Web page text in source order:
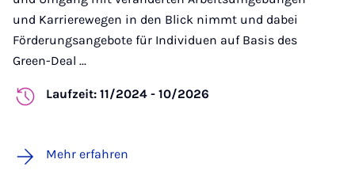
und Karrierewegen in den Blick nimmt und dabei
Förderungsangebote für Individuen auf Basis des
Green-Deal ...
Laufzeit: 11/2024 - 10/2026
Mehr erfahren